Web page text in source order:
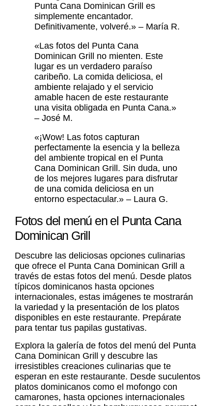
Punta Cana Dominican Grill es
simplemente encantador.
Definitivamente, volveré.» – María R.
«Las fotos del Punta Cana
Dominican Grill no mienten. Este
lugar es un verdadero paraíso
caribeño. La comida deliciosa, el
ambiente relajado y el servicio
amable hacen de este restaurante
una visita obligada en Punta Cana.»
– José M.
«¡Wow! Las fotos capturan
perfectamente la esencia y la belleza
del ambiente tropical en el Punta
Cana Dominican Grill. Sin duda, uno
de los mejores lugares para disfrutar
de una comida deliciosa en un
entorno espectacular.» – Laura G.
Fotos del menú en el Punta Cana
Dominican Grill
Descubre las deliciosas opciones culinarias
que ofrece el Punta Cana Dominican Grill a
través de estas fotos del menú. Desde platos
típicos dominicanos hasta opciones
internacionales, estas imágenes te mostrarán
la variedad y la presentación de los platos
disponibles en este restaurante. Prepárate
para tentar tus papilas gustativas.
Explora la galería de fotos del menú del Punta
Cana Dominican Grill y descubre las
irresistibles creaciones culinarias que te
esperan en este restaurante. Desde suculentos
platos dominicanos como el mofongo con
camarones, hasta opciones internacionales